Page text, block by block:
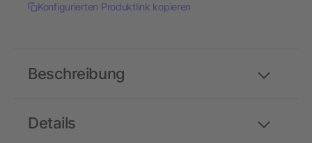
Konfigurierten Produktlink kopieren
Details
Beschreibung